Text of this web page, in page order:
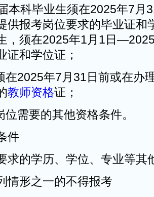
本科毕业生须在2025年7月
供报考岗位要求的毕业证和
，须在2025年1月1日
证和学位证；
在2025年7月31日前或在办
教师资格证；
位需要的其他资格条件。
件
求的学历、学位、专业等其
情形之一的不得报考